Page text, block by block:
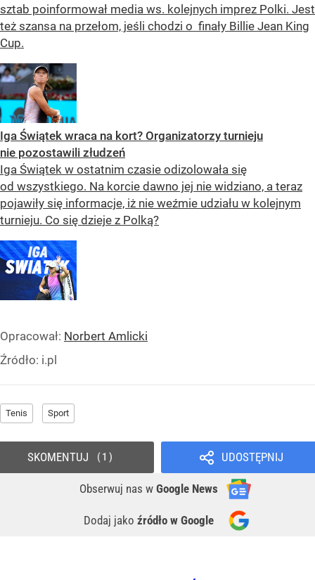
sztab poinformował media ws. kolejnych imprez Polki. Jest
też szansa na przełom, jeśli chodzi o finały Billie Jean King
Cup.
Iga Świątek wraca na kort? Organizatorzy turnieju
nie pozostawili złudzeń
Iga Świątek w ostatnim czasie odizolowała się
od wszystkiego. Na korcie dawno jej nie widziano, a teraz
pojawiły się informacje, iż nie weźmie udziału w kolejnym
turnieju. Co się dzieje z Polką?
Opracował: Norbert Amlicki
Źródło: i.pl
Tenis Sport
UDOSTĘPNIJ
Obserwuj nas w Google News
Dodaj jako źródło w Google
SKOMENTUJ 1